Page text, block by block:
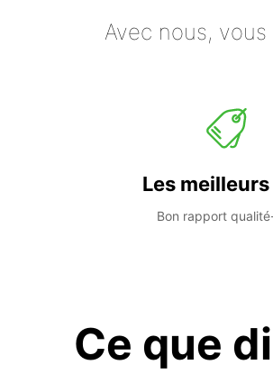
Avec nous,
Les
Bon rapport
Ce que